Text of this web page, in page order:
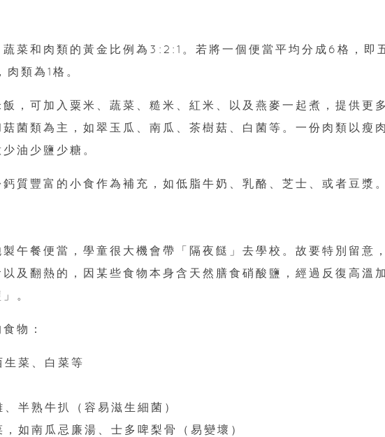
菜和肉類的黃金比例為3:2:1。若將一個便當平均分成6格，即
類為1格。
，可加入粟米、蔬菜、糙米、紅米、以及燕麥一起煮，提供更
菌類為主，如翠玉瓜、南瓜、茶樹菇、白菌等。一份肉類以瘦
油少鹽少糖。
質豐富的小食作為補充，如低脂牛奶、乳酪、芝士、或者豆漿
午餐便當，學童很大機會帶「隔夜餸」去學校。故要特別留意
及翻熱的，因某些食物本身含天然膳食硝酸鹽，經過反復高溫
。
物：
菜、白菜等
半熟牛扒（容易滋生細菌）
如南瓜忌廉湯、士多啤梨骨（易變壞）